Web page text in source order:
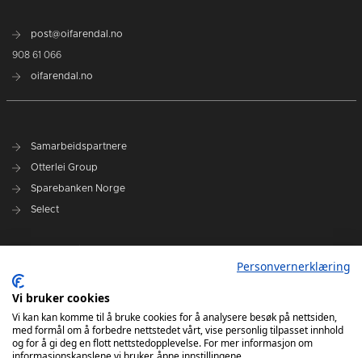
post@oifarendal.no
908 61 066
oifarendal.no
Samarbeidspartnere
Otterlei Group
Sparebanken Norge
Select
Spillerstall
Administrasjon
Styret
Personvernerklæring
Vi bruker cookies
Vi kan kan komme til å bruke cookies for å analysere besøk på nettsiden,
med formål om å forbedre nettstedet vårt, vise personlig tilpasset innhold
og for å gi deg en flott nettstedopplevelse. For mer informasjon om